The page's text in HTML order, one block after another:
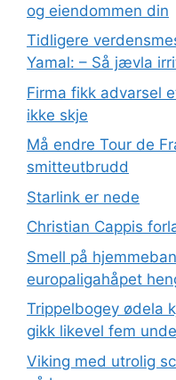
og eiendommen din
Tidligere
Yamal: – Så jævla
Firma fikk advarsel
ikke skje
Må endre Tour de
smitteutbrudd
Starlink er nede
Christian Cappis
Smell på
europaligahåpet
Trippelbogey ødela
gikk likevel fem
Viking med utrolig